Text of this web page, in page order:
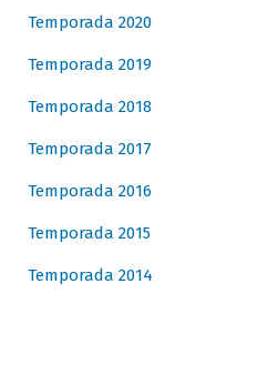
Temporada 2020
Temporada 2019
Temporada 2018
Temporada 2017
Temporada 2016
Temporada 2015
Temporada 2014